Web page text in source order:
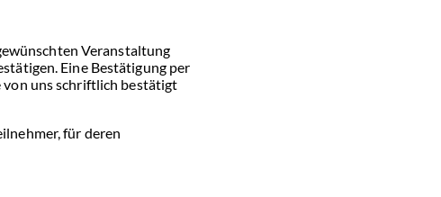
Veranstaltung
Eine Bestätigung per
von uns schriftlich bestätigt
für deren